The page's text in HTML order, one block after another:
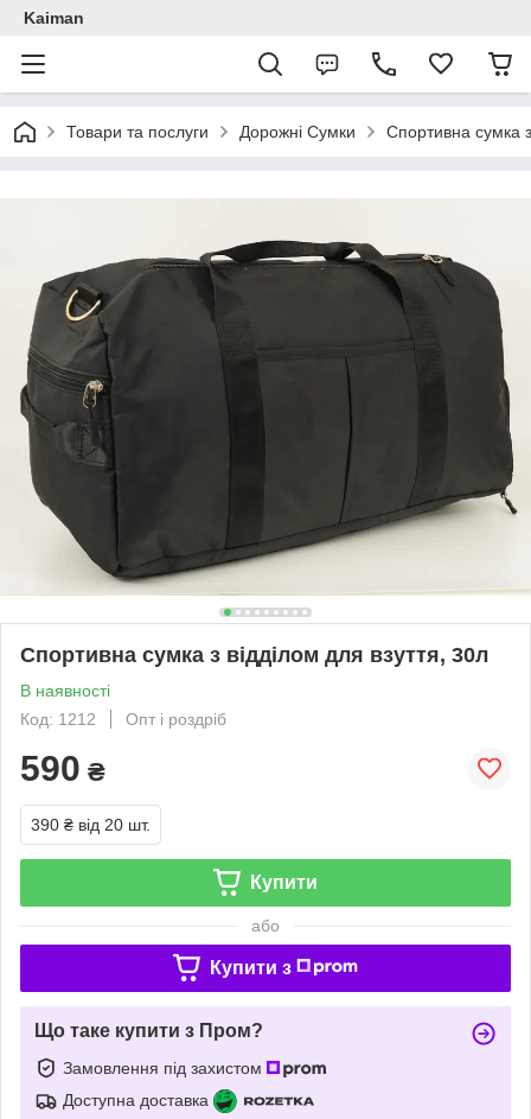
Kaiman
Товари та послуги Дорожні Сумки Спортивна сумка
Спортивна сумка з відділом для взуття, 30л
В наявності
Код: 1212
Опт і роздріб
590 ₴
390 ₴ від 20 шт.
Купити
або
Купити з
Що таке купити з Пром?
Замовлення під захистом
Доступна доставка